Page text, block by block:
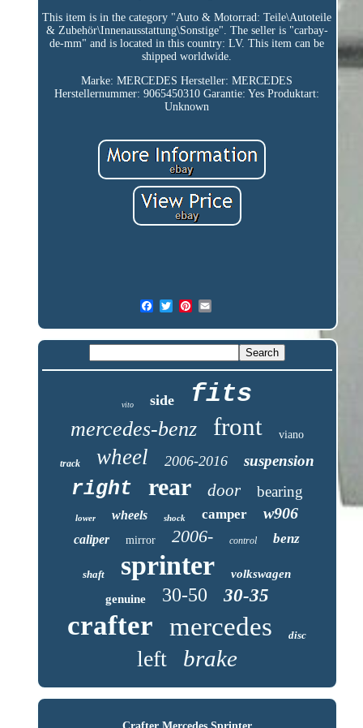
This item is in the category "Auto & Motorrad: Teile\Autoteile
& Zubehör\Innenausstattung\Sonstige". The seller is "carbay-
de-mm" and is located in this country: LV. This item can be
shipped worldwide.
Marke: MERCEDES Hersteller: MERCEDES
Herstellernummer: 9065450310 Garantie: Yes Produktart:
Unknown
vito side fits
mercedes-benz front viano
track wheel 2006-2016 suspension
right rear door bearing
lower wheels shock camper w906
caliper mirror 2006- control benz
shaft sprinter
volkswagen
genuine
30-50 30-35
crafter mercedes disc
left brake